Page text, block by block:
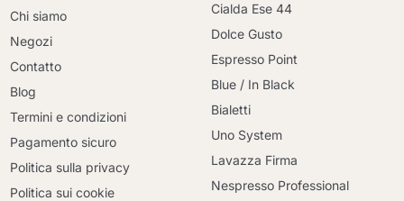
Chi siamo
Negozi
Contatto
Blog
Termini e condizioni
Pagamento sicuro
Politica sulla privacy
Politica sui cookie
Cialda Ese 44
Dolce Gusto
Espresso Point
Blue / In Black
Bialetti
Uno System
Lavazza Firma
Nespresso Professional